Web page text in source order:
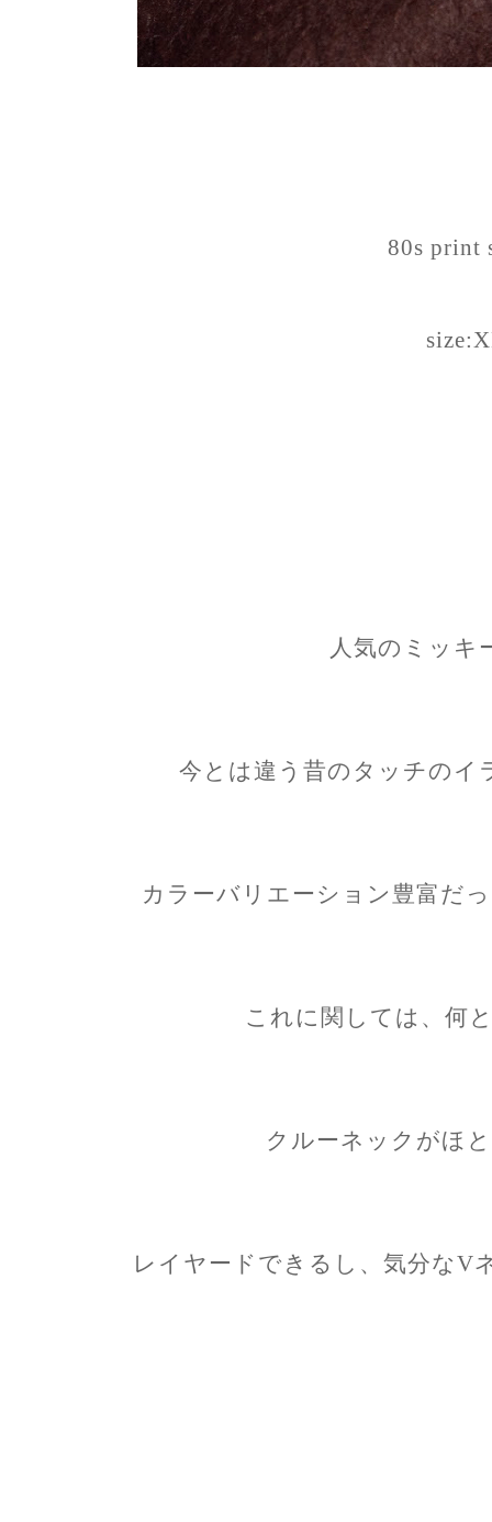
80s print
人気のミッキ
今とは違う昔のタッチのイ
カラーバリエーション豊富だ
これに関しては、何
クルーネックがほ
レイヤードできるし、気分なV